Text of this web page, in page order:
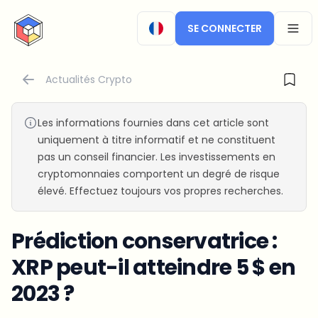
CryptoTicker
SE CONNECTER
Actualités Crypto
Les informations fournies dans cet article sont
uniquement à titre informatif et ne constituent
pas un conseil financier. Les investissements en
cryptomonnaies comportent un degré de risque
élevé. Effectuez toujours vos propres recherches.
Prédiction conservatrice :
XRP peut-il atteindre 5 $ en
2023 ?